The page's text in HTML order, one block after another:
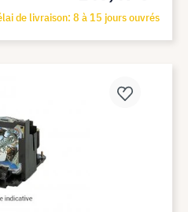
de livraison: 8 à 15 jours ouvrés